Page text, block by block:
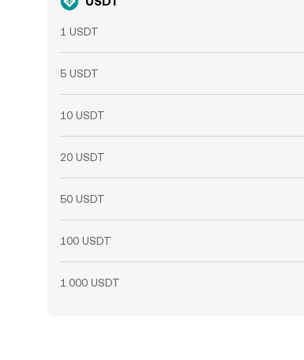
1 USDT
5 USDT
10 USDT
20 USDT
50 USDT
100 USDT
1.000 USDT